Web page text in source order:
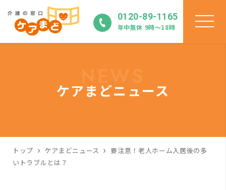
0120-89-1165
年中無休 9時〜18時
ケアまどニュース
トップ ケアまどニュース
要注意！老人ホーム入居後の多
いトラブルとは？